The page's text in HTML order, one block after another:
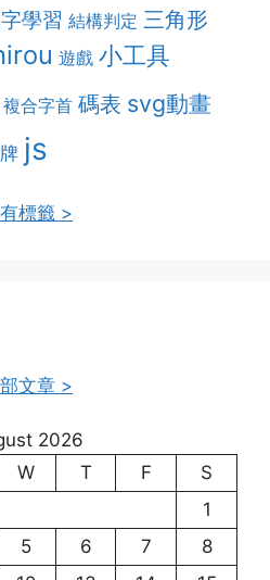
學習 結構判定 三角形
遊戲 小工具
複合字首 碼表 svg動畫
js
標籤 >
文章 >
2026
W T F
S
1
5 6 7
8